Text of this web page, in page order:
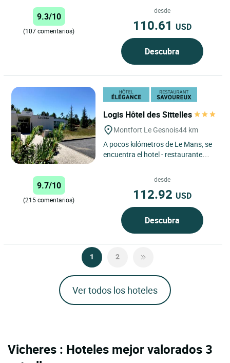
El hotel le recibirá...
9.3/10
(107 comentarios)
desde
110.61 USD
Descubra
Logis Hôtel des Sittelles
Montfort Le Gesnois44 km
A pocos kilómetros de Le Mans, se
encuentra el hotel - restaurante
terreno arbolado...
9.7/10
(215 comentarios)
desde
112.92 USD
Descubra
1 2
Ver todos los hoteles
Vicheres : Hoteles mejor valorados 3